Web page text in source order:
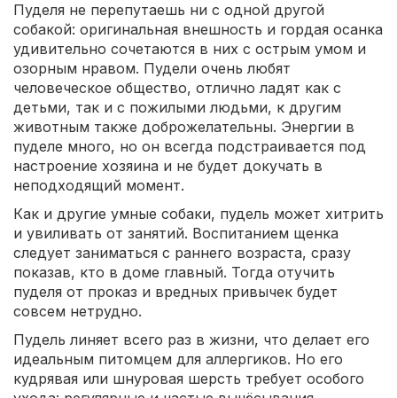
Пуделя не перепутаешь ни с одной другой
собакой: оригинальная внешность и гордая осанка
удивительно сочетаются в них с острым умом и
озорным нравом. Пудели очень любят
человеческое общество, отлично ладят как с
детьми, так и с пожилыми людьми, к другим
животным также доброжелательны. Энергии в
пуделе много, но он всегда подстраивается под
настроение хозяина и не будет докучать в
неподходящий момент.
Как и другие умные собаки, пудель может хитрить
и увиливать от занятий. Воспитанием щенка
следует заниматься с раннего возраста, сразу
показав, кто в доме главный. Тогда отучить
пуделя от проказ и вредных привычек будет
совсем нетрудно.
Пудель линяет всего раз в жизни, что делает его
идеальным питомцем для аллергиков. Но его
кудрявая или шнуровая шерсть требует особого